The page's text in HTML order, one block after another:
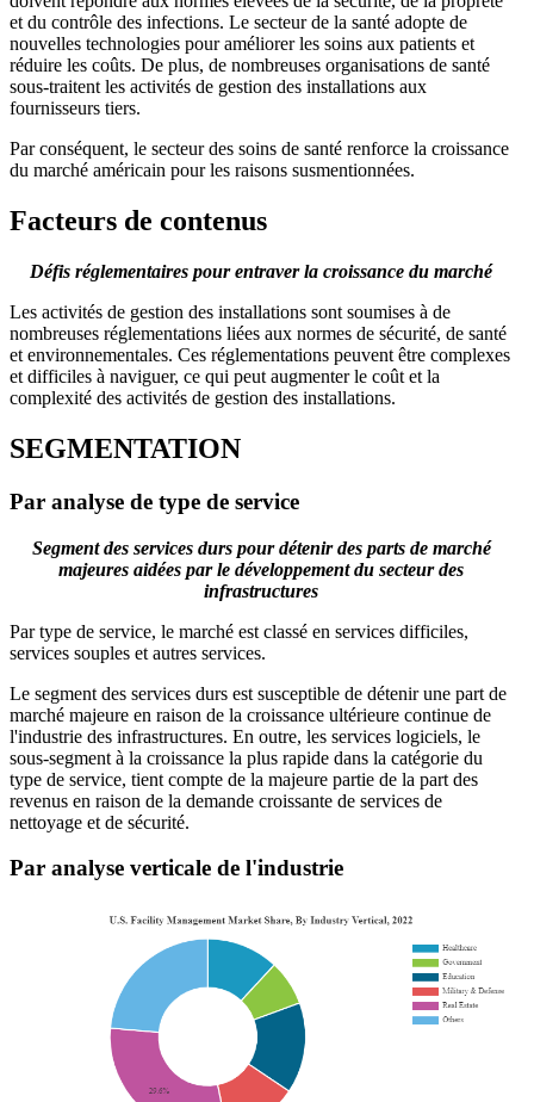
et du contrôle des infections. Le secteur de la santé adopte de
nouvelles technologies pour améliorer les soins aux patients et
réduire les coûts. De plus, de nombreuses organisations de santé
sous-traitent les activités de gestion des installations aux
fournisseurs tiers.
Par conséquent, le secteur des soins de santé renforce la croissance
du marché américain pour les raisons susmentionnées.
Facteurs de contenus
Défis réglementaires pour entraver la croissance du marché
Les activités de gestion des installations sont soumises à de
nombreuses réglementations liées aux normes de sécurité, de santé
et environnementales. Ces réglementations peuvent être complexes
et difficiles à naviguer, ce qui peut augmenter le coût et la
complexité des activités de gestion des installations.
SEGMENTATION
Par analyse de type de service
Segment des services durs pour détenir des parts de marché
majeures aidées par le développement du secteur des
infrastructures
Par type de service, le marché est classé en services difficiles,
services souples et autres services.
Le segment des services durs est susceptible de détenir une part de
marché majeure en raison de la croissance ultérieure continue de
l'industrie des infrastructures. En outre, les services logiciels, le
sous-segment à la croissance la plus rapide dans la catégorie du
type de service, tient compte de la majeure partie de la part des
revenus en raison de la demande croissante de services de
nettoyage et de sécurité.
Par analyse verticale de l'industrie